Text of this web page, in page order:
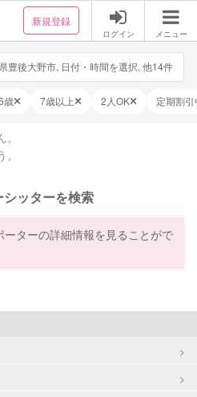
新規登録
ログイン メニュー
豊後大野市, 日付・時間を選択, 他14件
歳 7歳以上 2人OK 定期割引
ッターを検索
ターの詳細情報を見ることがで